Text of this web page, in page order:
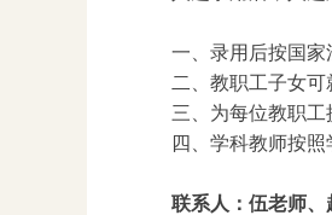
一、录用后按国家
二、教职工子女可
三、为每位教职工
四、学科教师按照
联系人：伍老师、